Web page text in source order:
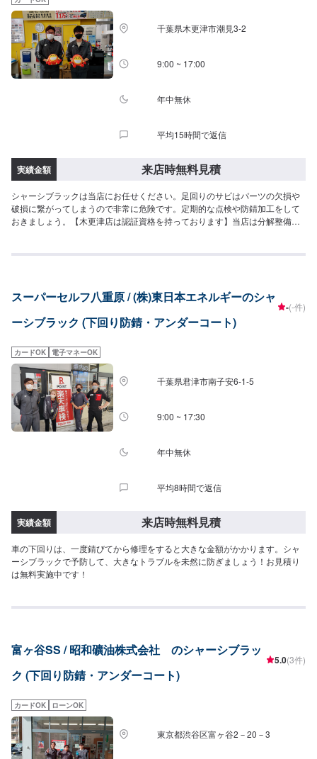
千葉県木更津市潮見3-2
9:00 ~ 17:00
年中無休
平均15時間で返信
実績金額 来店時無料見積
シャーシブラックは当店にお任せください。足回りのサビはパーツの欠損や
破損に繋がってしまうので非常に危険です。定期的な点検や防錆加工をして
おきましょう。【木更津店は認証資格を持っております】当店は分解整備認
スーパーセルフ八重原 / (株)東日本エネルギーのシャ
ーシブラック (下回り防錆・アンダーコート)
-(-件)
カードOK 電子マネーOK
千葉県君津市南子安6-1-5
9:00 ~ 17:30
年中無休
平均8時間で返信
実績金額 来店時無料見積
車の下回りは、一度錆びてから修理をすると大きな金額がかかります。シャ
ーシブラックで予防して、大きなトラブルを未然に防ぎましょう！お見積り
は無料実施中です！
富ヶ谷SS / 昭和礦油株式会社 のシャーシブラッ
ク (下回り防錆・アンダーコート)
5.0(3件)
カードOK ローンOK
東京都渋谷区富ヶ谷2－20－3